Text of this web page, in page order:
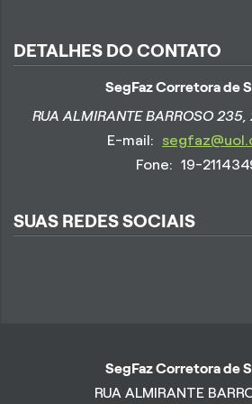
DETALHES DO CONTATO
SegFaz Corretora de
RUA ALMIRANTE BARROSO
E-mail:
Fone: 19-
SUAS REDES SOCIAIS
SegFaz Corretora de
RUA ALMIRANTE